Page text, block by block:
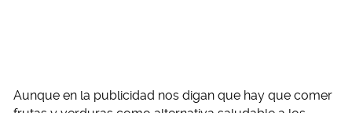
Aunque en la publicidad nos digan que hay que comer